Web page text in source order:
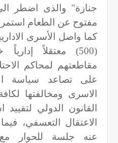
جنازة" والذى اضطر
مفتوح عن الطعام استمر 32 يوماً.
كما واصل الأسرى
(500) معتقلاً
مقاطعتهم لمحاكم
على تصاعد سياسة
الاسرى ومخالفتها
القانون الدولي
الاعتقال التعسفي،
عنه جلسة للحوار